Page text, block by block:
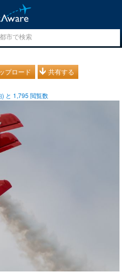
プロード 共有する
と 1,795 閲覧数